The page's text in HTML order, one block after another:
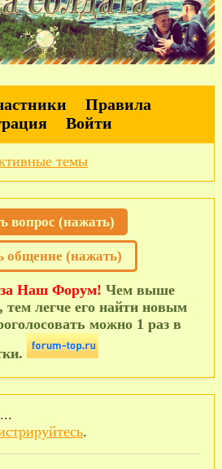
Правила
Войти
темы
вопрос (нажать)
общение (нажать)
за Наш Форум! Чем выше
тем легче его найти новым
можно 1 раз в
.